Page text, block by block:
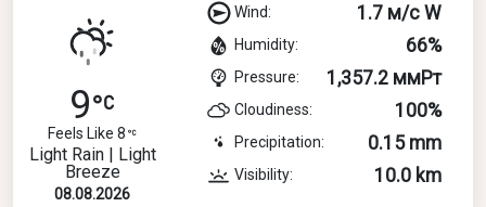
9
Feels Like 8
Light Rain | Light
Breeze
08.08.2026
Wind: 1.7 м/с W
Humidity: 66%
Pressure: 1,357.2 ммРт
Cloudiness: 100%
Precipitation: 0.15 mm
Visibility: 10.0 km